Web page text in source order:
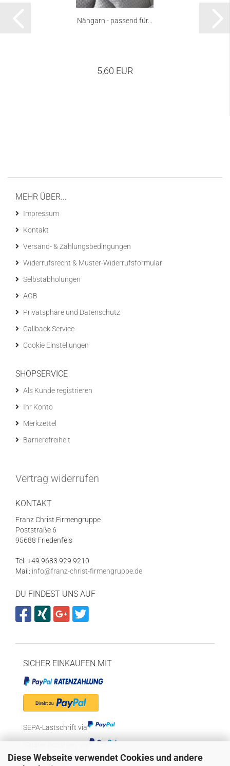
Diese Webseite verwendet Cookies und andere
Nähgarn - passend für...
5,60 EUR
MEHR ÜBER...
Impressum
Kontakt
Versand- & Zahlungsbedingungen
Widerrufsrecht & Muster-Widerrufsformular
Selbstabholungen
AGB
Privatsphäre und Datenschutz
Callback Service
Cookie Einstellungen
SHOPSERVICE
Als Kunde registrieren
Ihr Konto
Merkzettel
Barrierefreiheit
Vertrag widerrufen
KONTAKT
Franz Christ Firmengruppe
Poststraße 6
95688 Friedenfels
Tel: +49 9683 929 9210
Mail: info@franz-christ-firmengruppe.de
DU FINDEST UNS AUF
SICHER EINKAUFEN MIT
SEPA-Lastschrift via
Kreditkarte via